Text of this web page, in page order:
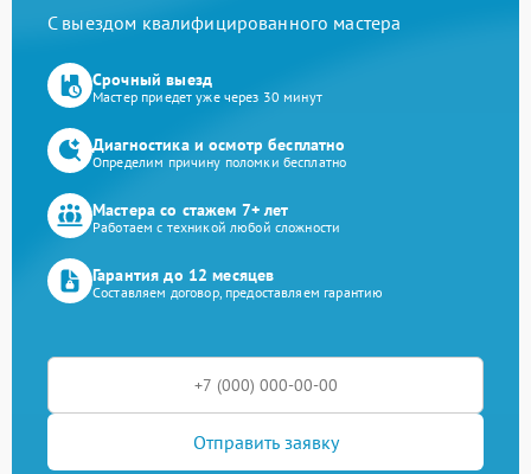
С выездом квалифицированного мастера
Срочный выезд
Мастер приедет уже через 30 минут
Диагностика и осмотр бесплатно
Определим причину поломки бесплатно
Мастера со стажем 7+ лет
Работаем с техникой любой сложности
Гарантия до 12 месяцев
Составляем договор, предоставляем гарантию
Отправить заявку